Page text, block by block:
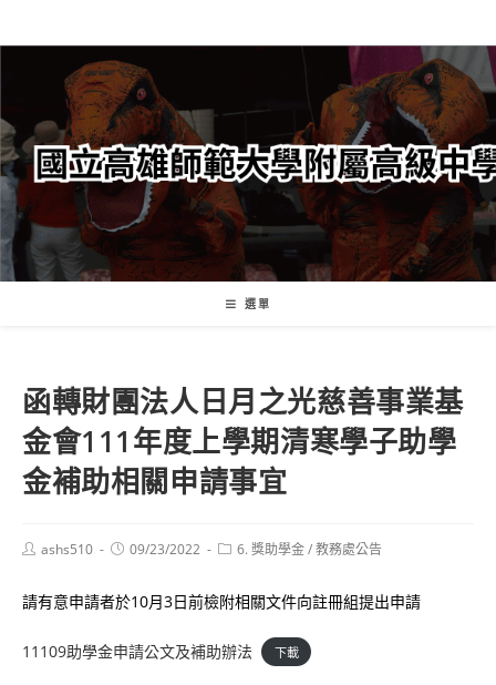
轉
要
內
容
選單
函轉財團法人日月之光慈善事業基
金會111年度上學期清寒學子助學
金補助相關申請事宜
Postashs510
Post09/23/2022
Post6. 獎助學金/教務處公告
請有意申請者於10月3日前檢附相關文件向註冊組提出申請
11109助學金申請公文及補助辦法 下載